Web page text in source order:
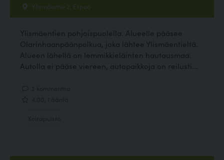
Ylismäentie 2, Espoo
Ylismäentien pohjoispuolella. Alueelle pääsee
Olarinhaanpäänpolkua, joka lähtee Ylismäentieltä.
Alueen lähellä on lemmikkieläinten hautausmaa.
Autolla ei pääse viereen, autopaikkoja on reilusti...